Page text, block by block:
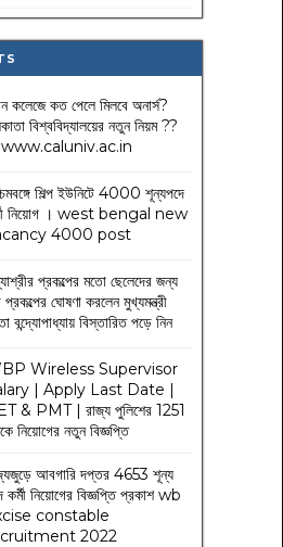
কলেজে কত পেলে মিলবে অনার্স?
বিশ্ববিদ্যালয়ের নতুন নিয়ম??
শিল্প ইউনিটে 4000 শূন্যপদে
নিয়োগ । west bengal new
4000 post
প্রকল্পের মতো ছেলেদের জন্য
প্রকল্পের ঘোষণা করলেন মুখ্যমন্ত্রী
বন্দ্যোপাধ্যায় বিস্তারিত পড়ে নিন
Wireless Supervisor
| Apply Last Date |
& PMT | রাজ্য পুলিশের 1251
নিয়োগের নতুন বিজ্ঞপ্তি
আবগারি দপ্তর 4653 শূন্য
কর্মী নিয়োগের বিজ্ঞপ্তি প্রকাশ wb
constable
2022